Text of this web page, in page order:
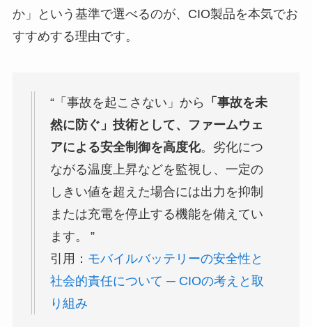
か」という基準で選べるのが、CIO製品を本気でお
すすめする理由です。
“「事故を起こさない」から
「事故を未
然に防ぐ」技術として、ファームウェ
アによる安全制御を高度化。劣化につ
ながる温度上昇などを監視し、一定の
しきい値を超えた場合には出力を抑制
または充電を停止する機能を備えてい
ます。 ”
引用： モバイルバッテリーの安全性と
社会的責任について ─ CIOの考えと取
り組み